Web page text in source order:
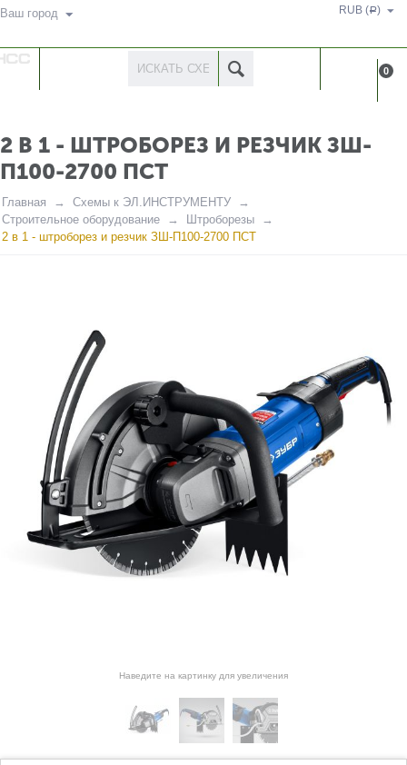
Ваш город RUB (Р)
0
2 В 1 - ШТРОБОРЕЗ И РЕЗЧИК ЗШ-
П100-2700 ПСТ
Главная
Схемы к ЭЛ.ИНСТРУМЕНТУ
Строительное оборудование
Штроборезы
2 в 1 - штроборез и резчик ЗШ-П100-2700 ПСТ
Наведите на картинку для увеличения